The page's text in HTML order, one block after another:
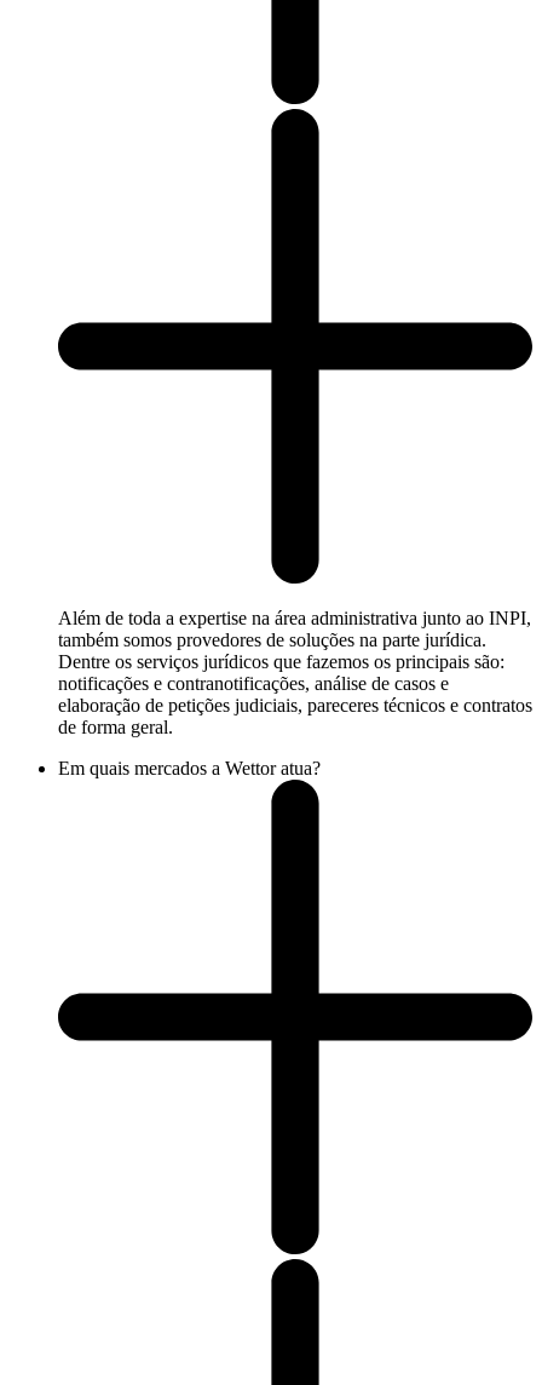
Além de toda a expertise na área administrativa junto ao INPI,
também somos provedores de soluções na parte jurídica.
Dentre os serviços jurídicos que fazemos os principais são:
notificações e contranotificações, análise de casos e
elaboração de petições judiciais, pareceres técnicos e contratos
de forma geral.
Em quais mercados a Wettor atua?